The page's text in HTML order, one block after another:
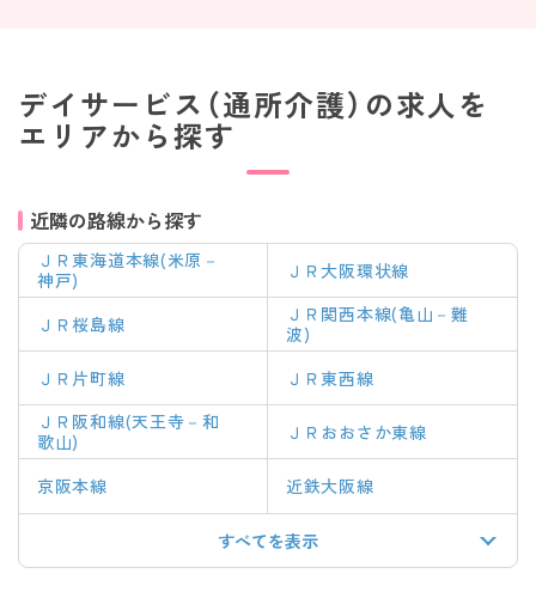
デイサービス（通所介護）の求人を
エリアから探す
近隣の路線から探す
ＪＲ東海道本線(米原－
神戸)
ＪＲ大阪環状線
ＪＲ桜島線
ＪＲ関西本線(亀山－難
波)
ＪＲ片町線
ＪＲ東西線
ＪＲ阪和線(天王寺－和
歌山)
ＪＲおおさか東線
京阪本線 近鉄大阪線
すべてを表示